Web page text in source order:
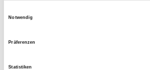
Notwendig
Präferenzen
Statistiken
Eisbergerweg
OG - Vlotho